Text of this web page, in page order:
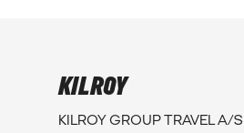
KILROY
KILROY GROUP TRAVEL A/S